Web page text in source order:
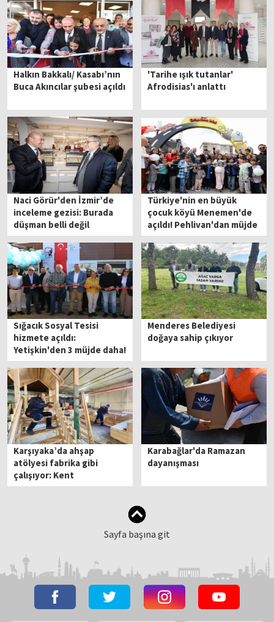
Halkın Bakkalı/ Kasabı’nın
Buca Akıncılar şubesi açıldı
'Tarihe ışık tutanlar'
Afrodisias'ı anlattı
Naci Görür'den İzmir’de
inceleme gezisi: Burada
düşman belli değil
Türkiye'nin en büyük
çocuk köyü Menemen'de
açıldı! Pehlivan'dan müjde
yağmuru
Sığacık Sosyal Tesisi
hizmete açıldı:
Yetişkin'den 3 müjde daha!
Menderes Belediyesi
doğaya sahip çıkıyor
Karşıyaka’da ahşap
atölyesi fabrika gibi
çalışıyor: Kent
ekonomisine katkı sağladı
Karabağlar'da Ramazan
dayanışması
Sayfa başına git